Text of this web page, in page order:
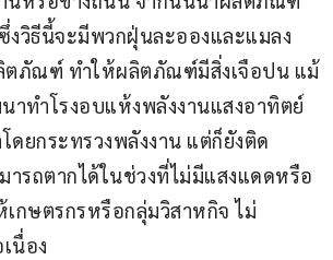
งวิธีนี้จะมีพวกฝุ่นละอองและแมลง
ตภัณฑ์ ทำให้ผลิตภัณฑ์มีสิ่งเจือปน แม้
าทำโรงอบแห้งพลังงานแสงอาทิตย์
ดยกระทรวงพลังงาน แต่ก็ยังติด
รถตากได้ในช่วงที่ไม่มีแสงแดดหรือ
กษตรกรหรือกลุ่มวิสาหกิจ ไม่
นื่อง